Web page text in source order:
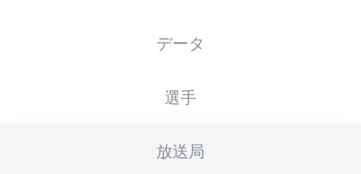
データ
選手
放送局